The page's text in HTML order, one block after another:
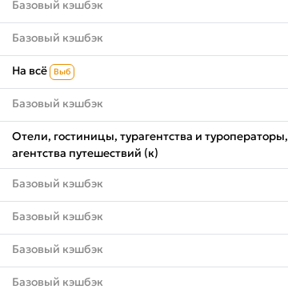
Базовый кэшбэк
Базовый кэшбэк
На всё Выб
Базовый кэшбэк
Отели, гостиницы, турагентства и туроператоры,
агентства путешествий (к)
Базовый кэшбэк
Базовый кэшбэк
Базовый кэшбэк
Базовый кэшбэк